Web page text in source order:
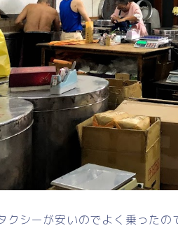
クシーが安いのでよく乗った